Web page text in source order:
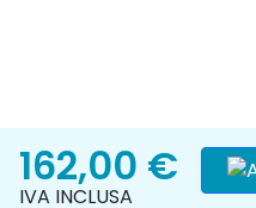
162,00 €
IVA INCLUSA